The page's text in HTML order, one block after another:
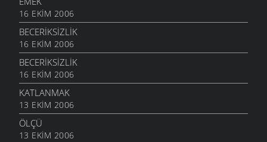
16 EKIM 2006
BECERIKSIZLIK
16 EKIM 2006
BECERIKSIZLIK
16 EKIM 2006
KATLANMAK
13 EKIM 2006
ÖLÇÜ
13 EKIM 2006